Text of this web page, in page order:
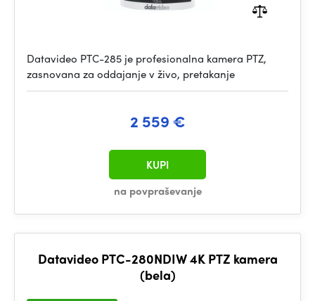
Datavideo PTC-285 je profesionalna kamera PTZ,
zasnovana za oddajanje v živo, pretakanje
2 559 €
na povpraševanje
KUPI
Datavideo PTC-280NDIW 4K PTZ kamera
(bela)